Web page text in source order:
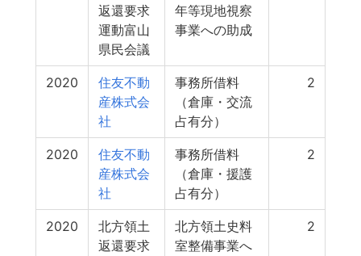
返還要求
運動富山
県民会議
年等現地視察
事業への助成
2020
住友不動
産株式会
社
事務所借料
（倉庫・交流
占有分）
2
2020
住友不動
産株式会
社
事務所借料
（倉庫・援護
占有分）
2
2020
北方領土
返還要求
北方領土史料
室整備事業へ
2